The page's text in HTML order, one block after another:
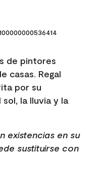
de pintores
casas. Regal
por su
la lluvia y la
existencias en su
sustituirse con